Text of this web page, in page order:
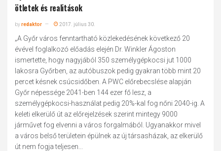
ötletek és realitások
byredaktor 2017. július 30.
„A Győr város fenntartható közlekedésének következő 20
évével foglalkozó előadás elején Dr. Winkler Ágoston
ismertette, hogy nagyjából 350 személygépkocsi jut 1000
lakosra Győrben, az autóbuszok pedig gyakran több mint 20
percet késnek csúcsidőben. A PWC előrebecslése alapján
Győr népessége 2041-ben 144 ezer fő lesz, a
személygépkocsi-használat pedig 20%-kal fog nőni 2040-ig. A
keleti elkerülő út az előrejelzések szerint mintegy 9000
járművet fog elvenni a város forgalmából. Ugyanakkor mivel
a város belső területein épülnek az új társasházak, az elkerülő
út nem fogja teljesen...